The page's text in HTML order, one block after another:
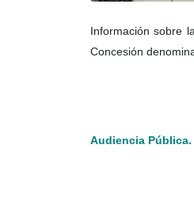
Información sobre
Concesión
Audiencia Pública.